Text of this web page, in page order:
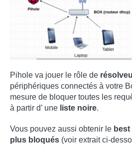
Pihole va jouer le rôle de
périphériques connectés à votre
mesure de bloquer toutes les
à partir d’ une liste noire.
Vous pouvez aussi obtenir le
plus bloqués (voir extrait ci-